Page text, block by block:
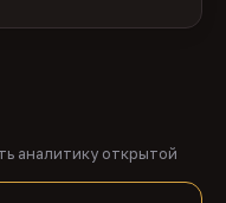
аналитику открытой